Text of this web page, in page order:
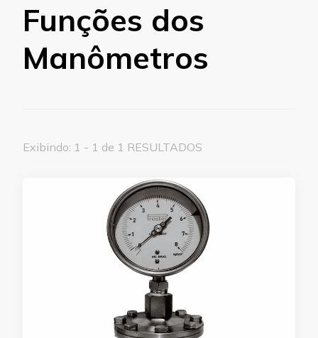
Funções dos
Manômetros
Exibindo: 1 - 1 de 1 RESULTADOS